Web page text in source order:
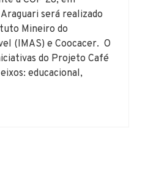
será realizado
Mineiro do
(IMAS) e Coocacer. O
do Projeto Café
educacional,